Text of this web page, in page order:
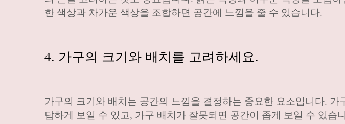
한 색상과 차가운 색상을 조합하면 공간에 느낌을 줄 수 있습니다.
4. 가구의 크기와 배치를 고려하세요.
가구의 크기와 배치는 공간의 느낌을 결정하는 중요한 요소입니다.
답하게 보일 수 있고, 가구 배치가 잘못되면 공간이 좁게 보일 수 있습